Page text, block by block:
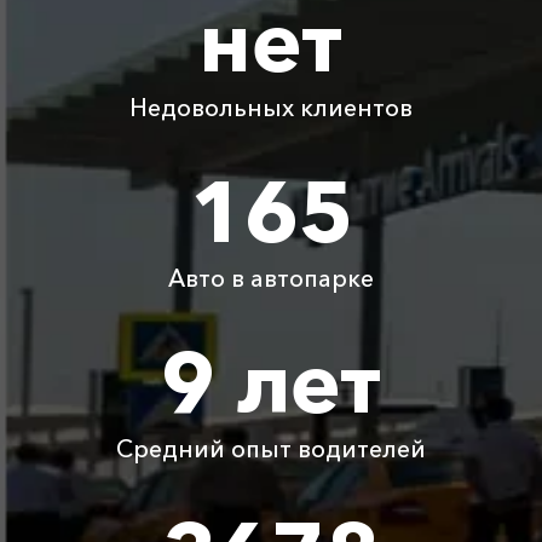
300 ₽
4860 ₽
1790 ₽ 2685 ₽
Абрау-Дюрсо ⇆
1590 ₽
2095 ₽ 4190 ₽ 6285 ₽ 8380 ₽
автокресло
Бесплатно Бесплатно
нет
Недовольных клиентов
165
Авто в автопарке
9 лет
Средний опыт водителей